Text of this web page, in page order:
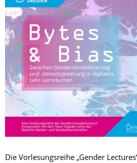
Die Vorlesungsreihe „Gender